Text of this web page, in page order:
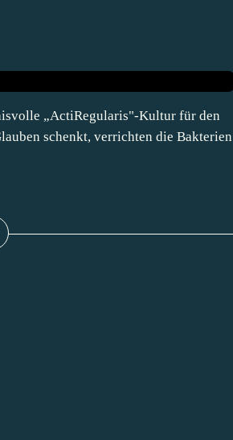
„ActiRegularis"-Kultur für den
schenkt, verrichten die Bakterien